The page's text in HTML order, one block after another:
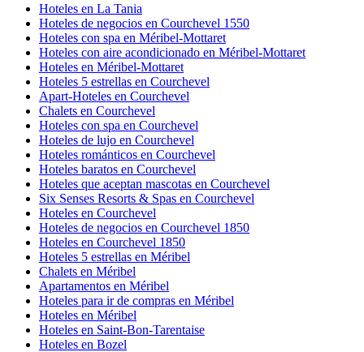
Hoteles en La Tania
Hoteles de negocios en Courchevel 1550
Hoteles con spa en Méribel-Mottaret
Hoteles con aire acondicionado en Méribel-Mottaret
Hoteles en Méribel-Mottaret
Hoteles 5 estrellas en Courchevel
Apart-Hoteles en Courchevel
Chalets en Courchevel
Hoteles con spa en Courchevel
Hoteles de lujo en Courchevel
Hoteles románticos en Courchevel
Hoteles baratos en Courchevel
Hoteles que aceptan mascotas en Courchevel
Six Senses Resorts & Spas en Courchevel
Hoteles en Courchevel
Hoteles de negocios en Courchevel 1850
Hoteles en Courchevel 1850
Hoteles 5 estrellas en Méribel
Chalets en Méribel
Apartamentos en Méribel
Hoteles para ir de compras en Méribel
Hoteles en Méribel
Hoteles en Saint-Bon-Tarentaise
Hoteles en Bozel